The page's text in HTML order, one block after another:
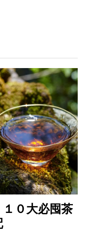
０大必囤茶